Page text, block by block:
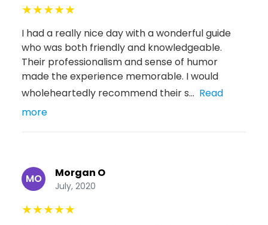
★★★★★
I had a really nice day with a wonderful guide
who was both friendly and knowledgeable.
Their professionalism and sense of humor
made the experience memorable. I would
wholeheartedly recommend their s... Read
more
MO Morgan O
July, 2020
★★★★★